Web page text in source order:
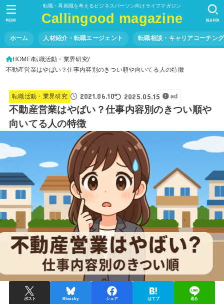
転職・再就職を考えるビジネスパーソン向けライフマガジン
Callingood magazine
ホーム 人材紹介・転職エージェント 転職相談・キャリアコーチング
SEARCH
MENU
HOME 転職活動・業界研究
不動産営業はやばい？仕事内容別のきつい順や向いてる人の特徴
転職活動・業界研究 2021.06.10 2025.05.15 ad
不動産営業はやばい？仕事内容別のきつい順や
向いてる人の特徴
ポスト Bluesky シェア はてブ 送る